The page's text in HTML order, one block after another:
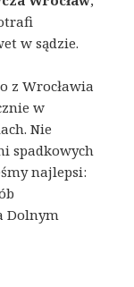
w sądzie.
z Wrocławia
w
Nie
spadkowych
najlepsi:
Dolnym